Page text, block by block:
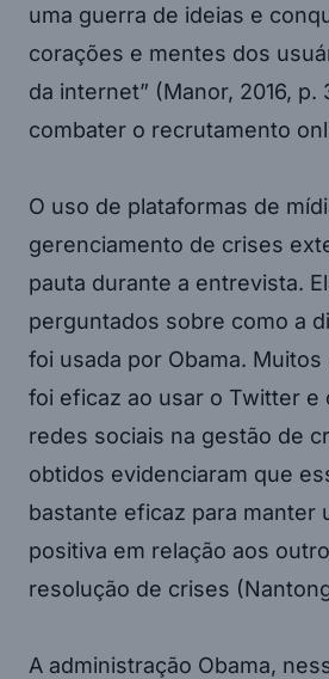
uma guerra de ideias e
corações e mentes dos
da internet” (Manor, 2016, p.
combater o recrutamento
O uso de plataformas de
gerenciamento de crises
pauta durante a entrevista.
perguntados sobre como a
foi usada por Obama.
foi eficaz ao usar o Twitter e
redes sociais na gestão de
obtidos evidenciaram que
bastante eficaz para manter
positiva em relação aos
resolução de crises
A administração Obama,